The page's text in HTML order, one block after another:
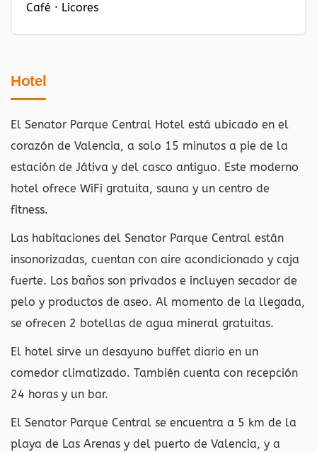
Café · Licores
Hotel
El Senator Parque Central Hotel está ubicado en el
corazón de Valencia, a solo 15 minutos a pie de la
estación de Játiva y del casco antiguo. Este moderno
hotel ofrece WiFi gratuita, sauna y un centro de
fitness.
Las habitaciones del Senator Parque Central están
insonorizadas, cuentan con aire acondicionado y caja
fuerte. Los baños son privados e incluyen secador de
pelo y productos de aseo. Al momento de la llegada,
se ofrecen 2 botellas de agua mineral gratuitas.
El hotel sirve un desayuno buffet diario en un
comedor climatizado. También cuenta con recepción
24 horas y un bar.
El Senator Parque Central se encuentra a 5 km de la
playa de Las Arenas y del puerto de Valencia, y a